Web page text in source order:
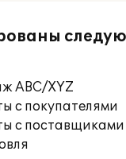
ABC/XYZ
с покупателями
с поставщиками